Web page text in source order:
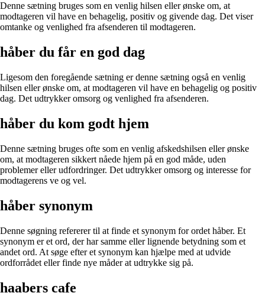
Denne sætning bruges som en venlig hilsen eller ønske om, at
modtageren vil have en behagelig, positiv og givende dag. Det viser
omtanke og venlighed fra afsenderen til modtageren.
håber du får en god dag
Ligesom den foregående sætning er denne sætning også en venlig
hilsen eller ønske om, at modtageren vil have en behagelig og positiv
dag. Det udtrykker omsorg og venlighed fra afsenderen.
håber du kom godt hjem
Denne sætning bruges ofte som en venlig afskedshilsen eller ønske
om, at modtageren sikkert nåede hjem på en god måde, uden
problemer eller udfordringer. Det udtrykker omsorg og interesse for
modtagerens ve og vel.
håber synonym
Denne søgning refererer til at finde et synonym for ordet håber. Et
synonym er et ord, der har samme eller lignende betydning som et
andet ord. At søge efter et synonym kan hjælpe med at udvide
ordforrådet eller finde nye måder at udtrykke sig på.
haabers cafe